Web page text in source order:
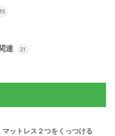
連 21
マットレス２つをくっつける